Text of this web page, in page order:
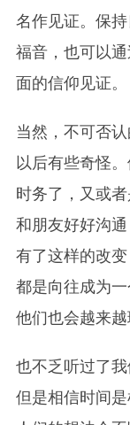
名作见证。保
福音，也可以
面的信仰见证。
当然，不可否
以后有些奇怪
时务了，又或
和朋友好好沟
有了这样的改
都是向往成为
他们也会越来越
也不乏听过了
但是相信时间